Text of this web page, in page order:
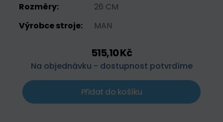
Rozměry:
26 CM
Výrobce stroje:
MAN
515,10 Kč
Na objednávku - dostupnost potvrdíme
Přidat do košíku